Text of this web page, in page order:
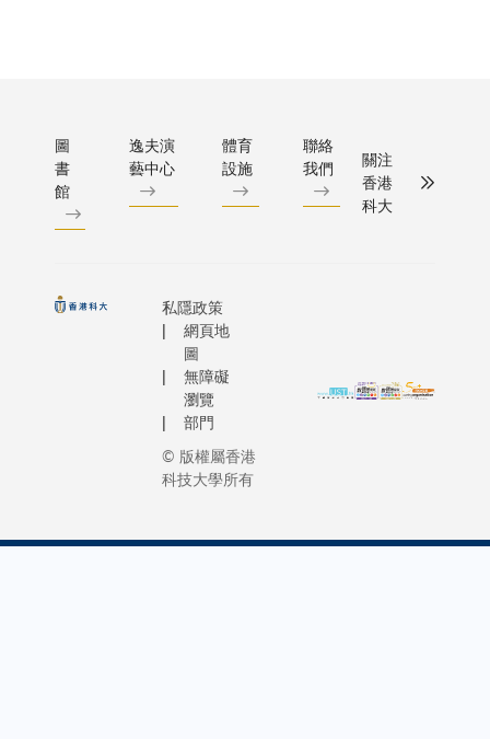
圖
書
館
逸夫演
藝中心
體育
設施
聯絡
我們
關注
香港
科大
私隱政策
網頁地
圖
無障礙
瀏覽
部門
© 版權屬香港
科技大學所有